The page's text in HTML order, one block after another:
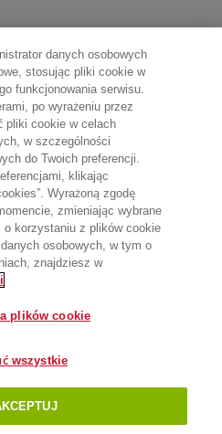
danych osobowych
stosując pliki cookie w
funkcjonowania serwisu.
po wyrażeniu przez
pliki cookie w celach
w szczególności
do Twoich preferencji.
klikając
Wyrażoną zgodę
zmieniając wybrane
korzystaniu z plików cookie
osobowych, w tym o
znajdziesz w
plików cookie
wszystkie